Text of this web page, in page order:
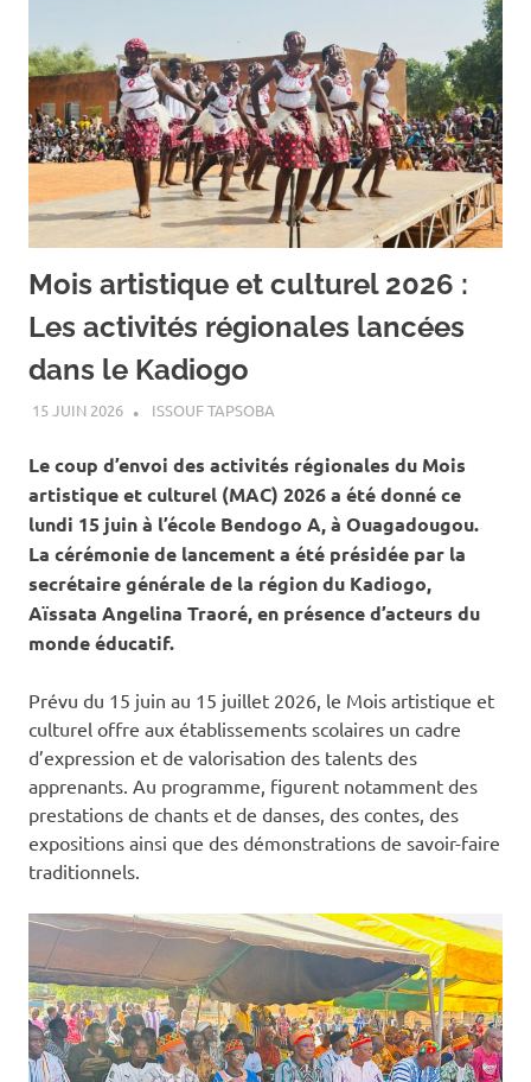
Mois artistique et culturel 2026 :
Les activités régionales lancées
dans le Kadiogo
15 JUIN 2026 ISSOUF TAPSOBA
Le coup d’envoi des activités régionales du Mois
artistique et culturel (MAC) 2026 a été donné ce
lundi 15 juin à l’école Bendogo A, à Ouagadougou.
La cérémonie de lancement a été présidée par la
secrétaire générale de la région du Kadiogo,
Aïssata Angelina Traoré, en présence d’acteurs du
monde éducatif.
Prévu du 15 juin au 15 juillet 2026, le Mois artistique et
culturel offre aux établissements scolaires un cadre
d’expression et de valorisation des talents des
apprenants. Au programme, figurent notamment des
prestations de chants et de danses, des contes, des
expositions ainsi que des démonstrations de savoir-faire
traditionnels.